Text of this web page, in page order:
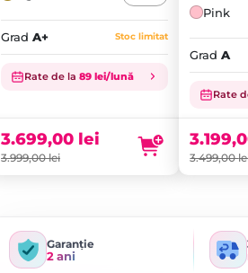
Grad A+ Stoc limitat
Rate de la 89 lei/lună
3.999,00lei
Prețul
fost:
3.999,00 lei.
3.699,00 lei
este:
3.699,00 lei.
Pink
Grad A
Rate
3.499,00
Prețul
inițial
fost:
3.499,00
Prețul
este:
3.199,00
Garanție
2 ani